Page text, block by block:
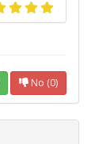
No (0)